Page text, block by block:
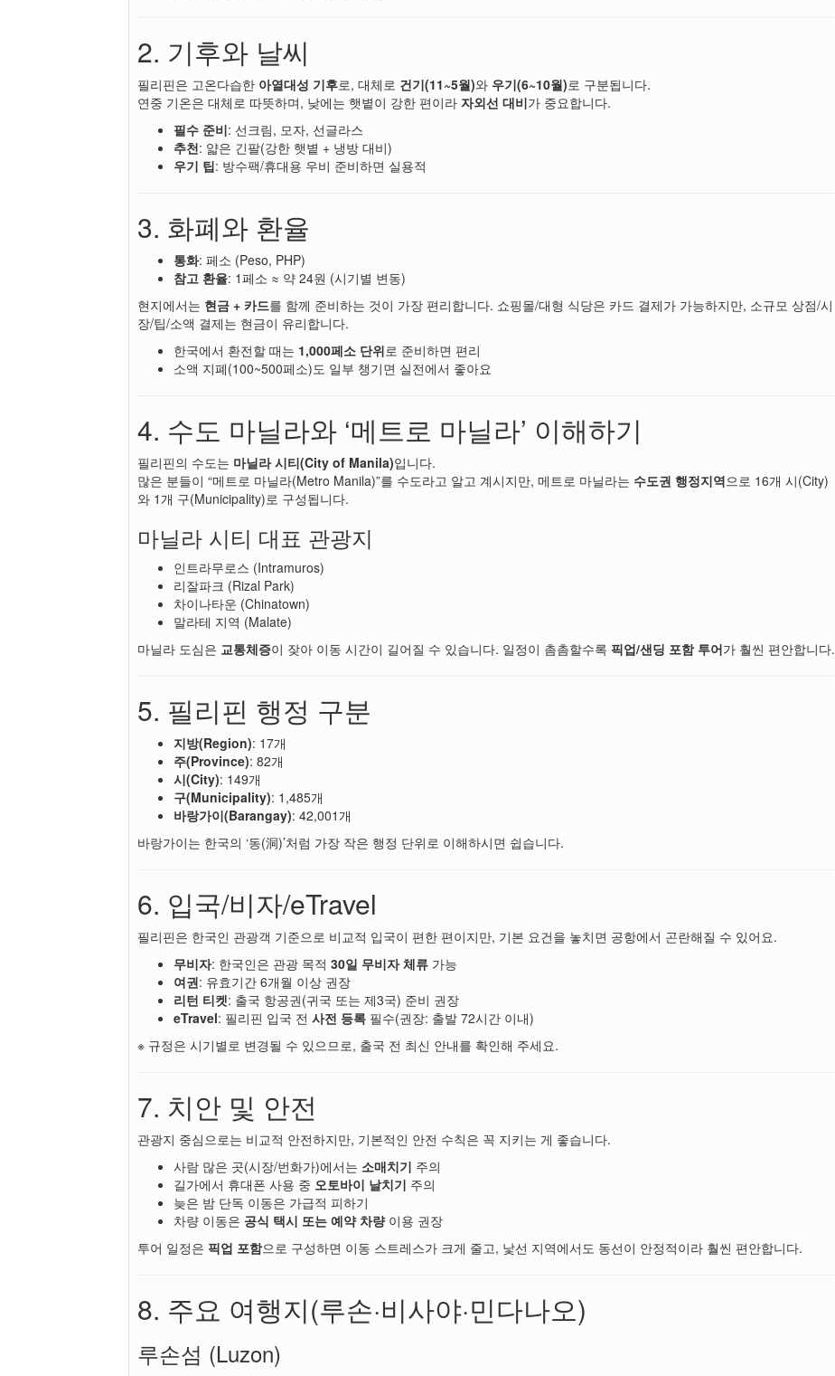
2. 기후와 날씨
필리핀은 고온다습한 아열대성 기후로, 대체로 건기(11~5월)와 우기(6~10월)로 구분됩니다.
연중 기온은 대체로 따뜻하며, 낮에는 햇볕이 강한 편이라 자외선 대비가 중요합니다.
필수 준비: 선크림, 모자, 선글라스
추천: 얇은 긴팔(강한 햇볕 + 냉방 대비)
우기 팁: 방수팩/휴대용 우비 준비하면 실용적
3. 화폐와 환율
통화: 페소 (Peso, PHP)
참고 환율: 1페소 ≈ 약 24원 (시기별 변동)
현지에서는 현금 + 카드를 함께 준비하는 것이 가장 편리합니다. 쇼핑몰/대형 식당은 카드 결제가 가능하지만, 소규모 상점/시
장/팁/소액 결제는 현금이 유리합니다.
한국에서 환전할 때는 1,000페소 단위로 준비하면 편리
소액 지폐(100~500페소)도 일부 챙기면 실전에서 좋아요
4. 수도 마닐라와 ‘메트로 마닐라’ 이해하기
필리핀의 수도는 마닐라 시티(City of Manila)입니다.
많은 분들이 “메트로 마닐라(Metro Manila)”를 수도라고 알고 계시지만, 메트로 마닐라는 수도권 행정지역으로 16개 시(City)
와 1개 구(Municipality)로 구성됩니다.
마닐라 시티 대표 관광지
인트라무로스 (Intramuros)
리잘파크 (Rizal Park)
차이나타운 (Chinatown)
말라테 지역 (Malate)
마닐라 도심은 교통체증이 잦아 이동 시간이 길어질 수 있습니다. 일정이 촘촘할수록 픽업/샌딩 포함 투어가 훨씬 편안합니다.
5. 필리핀 행정 구분
지방(Region): 17개
주(Province): 82개
시(City): 149개
구(Municipality): 1,485개
바랑가이(Barangay): 42,001개
바랑가이는 한국의 ‘동(洞)’처럼 가장 작은 행정 단위로 이해하시면 쉽습니다.
6. 입국/비자/eTravel
필리핀은 한국인 관광객 기준으로 비교적 입국이 편한 편이지만, 기본 요건을 놓치면 공항에서 곤란해질 수 있어요.
무비자: 한국인은 관광 목적 30일 무비자 체류 가능
여권: 유효기간 6개월 이상 권장
리턴 티켓: 출국 항공권(귀국 또는 제3국) 준비 권장
eTravel: 필리핀 입국 전 사전 등록 필수(권장: 출발 72시간 이내)
※ 규정은 시기별로 변경될 수 있으므로, 출국 전 최신 안내를 확인해 주세요.
7. 치안 및 안전
관광지 중심으로는 비교적 안전하지만, 기본적인 안전 수칙은 꼭 지키는 게 좋습니다.
사람 많은 곳(시장/번화가)에서는 소매치기 주의
길가에서 휴대폰 사용 중 오토바이 날치기 주의
늦은 밤 단독 이동은 가급적 피하기
차량 이동은 공식 택시 또는 예약 차량이용 권장
투어 일정은 픽업 포함으로 구성하면 이동 스트레스가 크게 줄고, 낯선 지역에서도 동선이 안정적이라 훨씬 편안합니다.
8. 주요 여행지(루손·비사야·민다나오)
루손섬 (Luzon)